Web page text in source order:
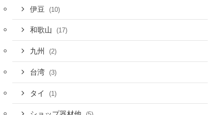
伊豆 (10)
和歌山 (17)
九州 (2)
台湾 (3)
タイ (1)